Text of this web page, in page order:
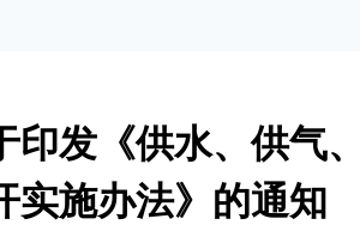
印发《供水、供气
实施办法》的通知